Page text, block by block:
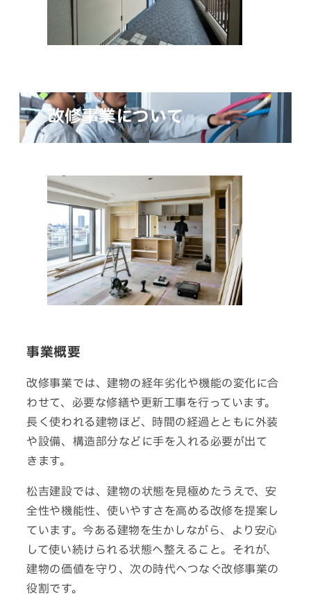
改修事業について
事業概要
改修事業では、建物の経年劣化や機能の変化に合
わせて、必要な修繕や更新工事を行っています。
長く使われる建物ほど、 時間の経過とともに外装
や設備、 構造部分などに手を入れる必要が出て
きます。
松吉建設では、建物の状態を見極めたうえで、安
全性や機能性、使いやすさを高める改修を提案し
ています。今ある建物を生かしながら、 より 安心
して使い続け られる状態へ整えること。 それが、
建物の価値を守り、次の時代へつなぐ改修事業の
役割です。